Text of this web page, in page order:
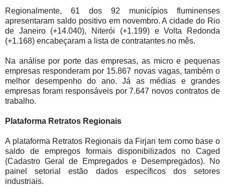
Regionalmente, 61 dos 92 municípios fluminenses
apresentaram saldo positivo em novembro. A cidade do Rio
de Janeiro (+14.040), Niterói (+1.199) e Volta Redonda
(+1.168) encabeçaram a lista de contratantes no mês.
Na análise por porte das empresas, as micro e pequenas
empresas responderam por 15.867 novas vagas, também o
melhor desempenho do ano. Já as médias e grandes
empresas foram responsáveis por 7.647 novos contratos de
trabalho.
Plataforma Retratos Regionais
A plataforma Retratos Regionais da Firjan tem como base o
saldo de empregos formais disponibilizados no Caged
(Cadastro Geral de Empregados e Desempregados). No
painel setorial estão dados específicos dos setores
industriais.